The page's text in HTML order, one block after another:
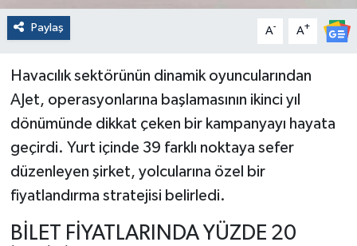
Paylaş A- A+
Havacılık sektörünün dinamik oyuncularından
AJet, operasyonlarına başlamasının ikinci yıl
dönümünde dikkat çeken bir kampanyayı hayata
geçirdi. Yurt içinde 39 farklı noktaya sefer
düzenleyen şirket, yolcularına özel bir
fiyatlandırma stratejisi belirledi.
BİLET FİYATLARINDA YÜZDE 20